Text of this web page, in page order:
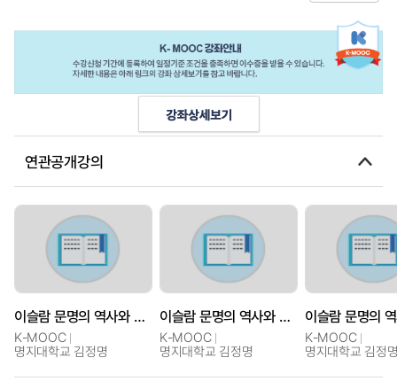
연관공개강의
이슬람 문명의 역사와 문화기행
K-MOOC
명지대학교 김정명
이슬람 문명의 역사와 문화기행
K-MOOC
명지대학교 김정명
K-MOOC
명지대학교 김정